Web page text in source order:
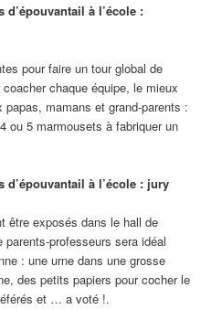
à l’école :
pour faire un tour global de
chaque équipe, le mieux
papas, mamans et grand-parents :
ou 5 marmousets à fabriquer un
à l’école : jury
être exposés dans le hall de
parents-professeurs sera idéal
: une urne dans une grosse
des petits papiers pour cocher le
et … a voté !.